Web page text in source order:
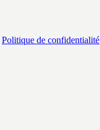
Politique de confidentialité